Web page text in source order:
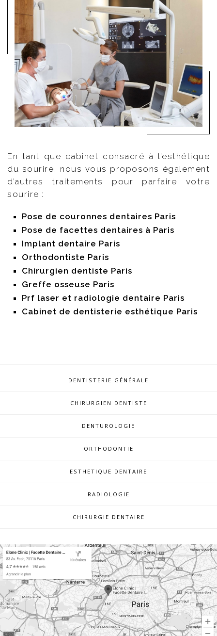
En tant que cabinet consacré à l’esthétique
du sourire, nous vous proposons également
d’autres traitements pour parfaire votre
sourire :
Pose de couronnes dentaires Paris
Pose de facettes dentaires à Paris
Implant dentaire Paris
Orthodontiste Paris
Chirurgien dentiste Paris
Greffe osseuse Paris
Prf laser et radiologie dentaire Paris
Cabinet de dentisterie esthétique Paris
DENTISTERIE GÉNÉRALE
CHIRURGIEN DENTISTE
DENTUROLOGIE
ORTHODONTIE
ESTHETIQUE DENTAIRE
RADIOLOGIE
CHIRURGIE DENTAIRE